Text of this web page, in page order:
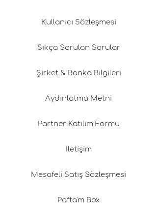
Kullanıcı Sözleşmesi
Sıkça Sorulan Sorular
Şirket & Banka Bilgileri
Aydınlatma Metni
Partner Katılım Formu
İletişim
Mesafeli Satış Sözleşmesi
Pafta'm Box